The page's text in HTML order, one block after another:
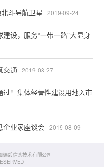
斗导航卫星 2019-09-24
设，服务“一带一路”大显身
交通 2019-08-27
过！集体经营性建设用地入市
企业家座谈会 2019-08-09
毅信息技术有限公司